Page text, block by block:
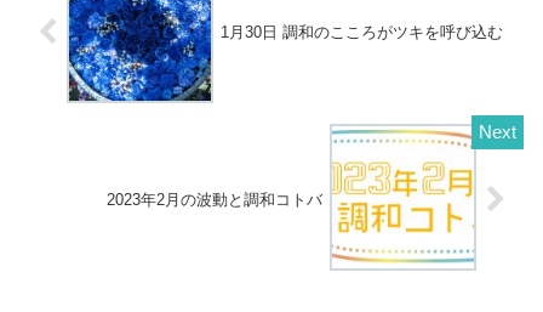
1月30日 調和のこころがツキを呼び込む
2023年2月の波動と調和コトバ